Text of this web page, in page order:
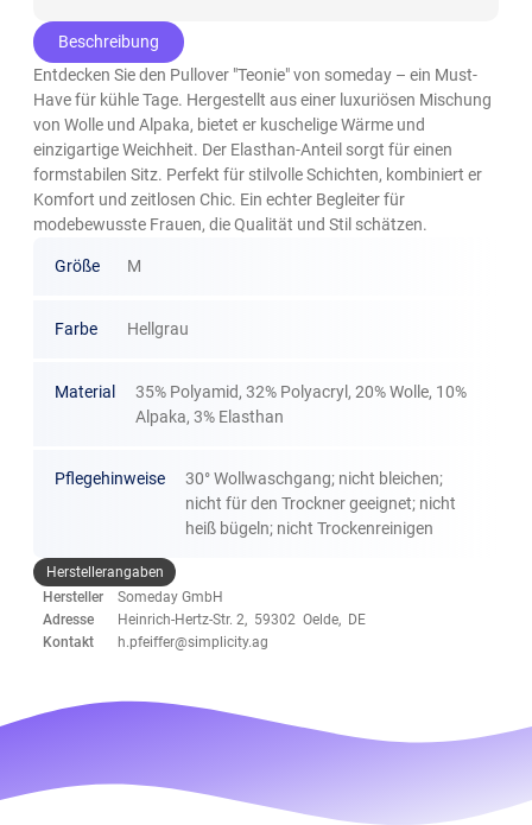
Beschreibung
Entdecken Sie den Pullover "Teonie" von someday – ein Must-
Have für kühle Tage. Hergestellt aus einer luxuriösen Mischung
von Wolle und Alpaka, bietet er kuschelige Wärme und
einzigartige Weichheit. Der Elasthan-Anteil sorgt für einen
formstabilen Sitz. Perfekt für stilvolle Schichten, kombiniert er
Komfort und zeitlosen Chic. Ein echter Begleiter für
modebewusste Frauen, die Qualität und Stil schätzen.
Größe M
Farbe Hellgrau
Material
35% Polyamid, 32% Polyacryl, 20% Wolle, 10%
Alpaka, 3% Elasthan
Pflegehinweise
30° Wollwaschgang; nicht bleichen;
nicht für den Trockner geeignet; nicht
heiß bügeln; nicht Trockenreinigen
Herstellerangaben
Hersteller
Someday GmbH
Adresse
Heinrich-Hertz-Str. 2, 59302 Oelde, DE
Kontakt
h.pfeiffer@simplicity.ag